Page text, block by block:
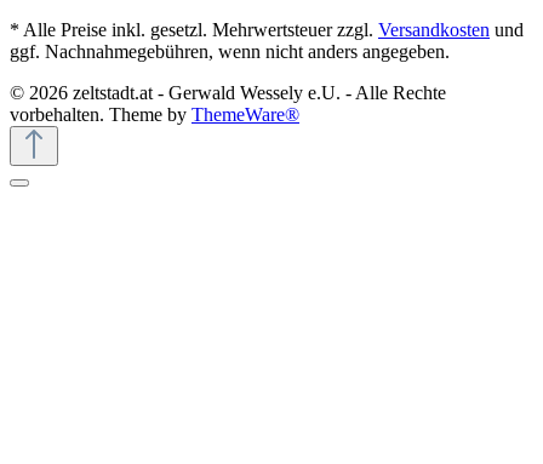
* Alle Preise inkl. gesetzl. Mehrwertsteuer zzgl. Versandkosten und
ggf. Nachnahmegebühren, wenn nicht anders angegeben.
© 2026 zeltstadt.at - Gerwald Wessely e.U. - Alle Rechte
vorbehalten. Theme by ThemeWare®